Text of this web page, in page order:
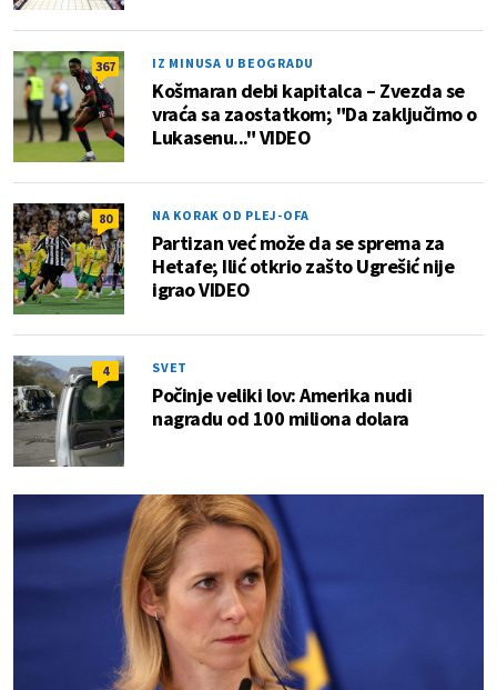
367 IZ MINUSA U BEOGRADU
Košmaran debi kapitalca – Zvezda se
vraća sa zaostatkom; "Da zaključimo o
Lukasenu..." VIDEO
80 NA KORAK OD PLEJ-OFA
Partizan već može da se sprema za
Hetafe; Ilić otkrio zašto Ugrešić nije
igrao VIDEO
4 SVET
Počinje veliki lov: Amerika nudi
nagradu od 100 miliona dolara